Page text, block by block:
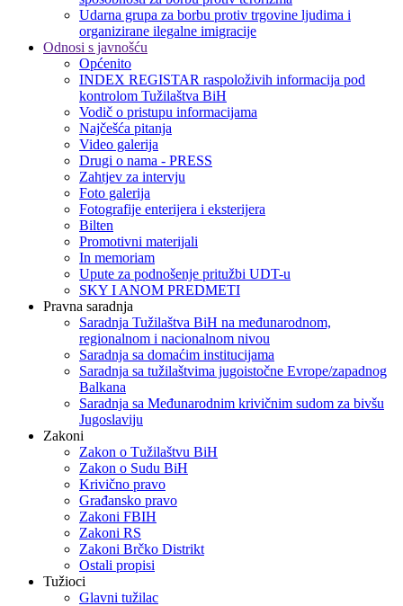
Udarna grupa za borbu protiv trgovine ljudima i
organizirane ilegalne imigracije
Odnosi s javnošću
Općenito
INDEX REGISTAR raspoloživih informacija pod
kontrolom Tužilaštva BiH
Vodič o pristupu informacijama
Najčešća pitanja
Video galerija
Drugi o nama - PRESS
Zahtjev za intervju
Foto galerija
Fotografije enterijera i eksterijera
Bilten
Promotivni materijali
In memoriam
Upute za podnošenje pritužbi UDT-u
SKY I ANOM PREDMETI
Pravna saradnja
Saradnja Tužilaštva BiH na međunarodnom,
regionalnom i nacionalnom nivou
Saradnja sa domaćim institucijama
Saradnja sa tužilaštvima jugoistočne Evrope/zapadnog
Balkana
Saradnja sa Međunarodnim krivičnim sudom za bivšu
Jugoslaviju
Zakoni
Zakon o Тužilaštvu BiH
Zakon o Sudu BiH
Krivično pravo
Građansko pravo
Zakoni FBIH
Zakoni RS
Zakoni Brčko Distrikt
Ostali propisi
Tužioci
Glavni tužilac